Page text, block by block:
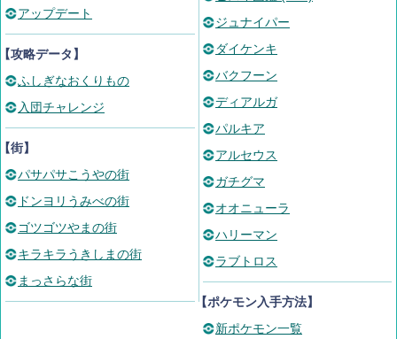
アップデート
攻略データ】
ふしぎなおくりもの
入団チャレンジ
街】
パサパサこうやの街
ドンヨリうみべの街
ゴツゴツやまの街
キラキラうきしまの街
まっさらな街
ジュナイパー
ダイケンキ
バクフーン
ディアルガ
パルキア
アルセウス
ガチグマ
オオニューラ
ハリーマン
ラブトロス
【ポケモン入手方法】
新ポケモン一覧